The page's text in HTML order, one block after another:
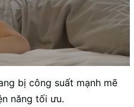
bị công suất mạnh mẽ
năng tối ưu.